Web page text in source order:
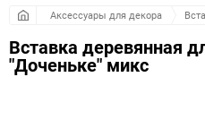
Аксессуары для декора
Вставка деревянная
"Доченьке" микс